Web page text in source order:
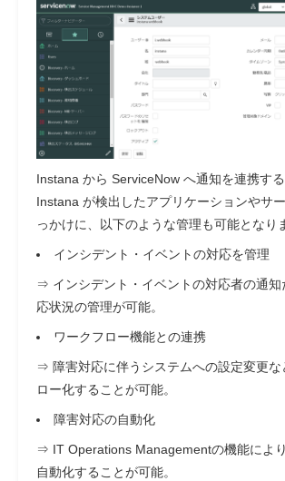
Instana から ServiceNow へ通知を連携する
Instana が検出したアプリケーションやサ
っかけに、以下のような管理も可能となり
インシデント・イベントの対応を管理
⇒ インシデント・イベントの対応者の通知
応状況の管理が可能。
ワークフロー機能との連携
⇒ 障害対応に伴うシステムへの設定変更な
ロー化することが可能。
障害対応の自動化
⇒ IT Operations Managementの機能によ
自動化することが可能。